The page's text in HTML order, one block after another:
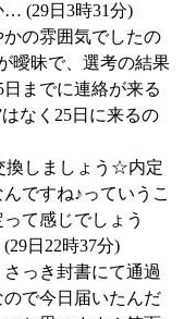
… (29日3時31分)
の雰囲気でしたの
曖昧で、選考の結果
までに連絡が来る
なく25日に来るの
換しましょう☆内定
ですね♪っていうこ
て感じでしょう
日22時37分)
っき封書にて通過
で今日届いたんだ